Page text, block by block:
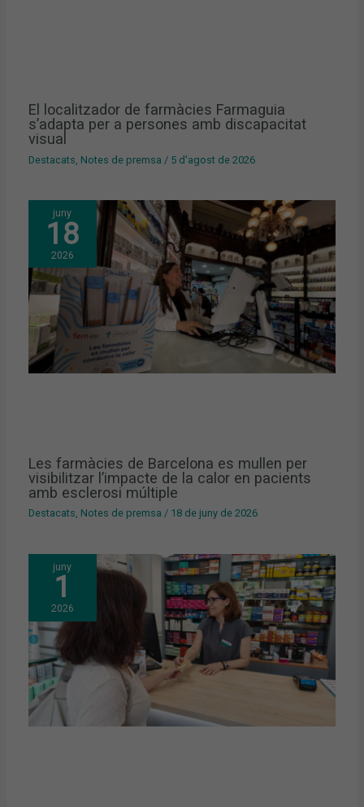
El localitzador de farmàcies Farmaguia
s’adapta per a persones amb discapacitat
visual
Destacats Notes de premsa / 5 d'agost de 2026
juny
18
2026
Les farmàcies de Barcelona es mullen per
visibilitzar l’impacte de la calor en pacients
amb esclerosi múltiple
Destacats, Notes de premsa / 18 de juny de 2026
juny
1
2026